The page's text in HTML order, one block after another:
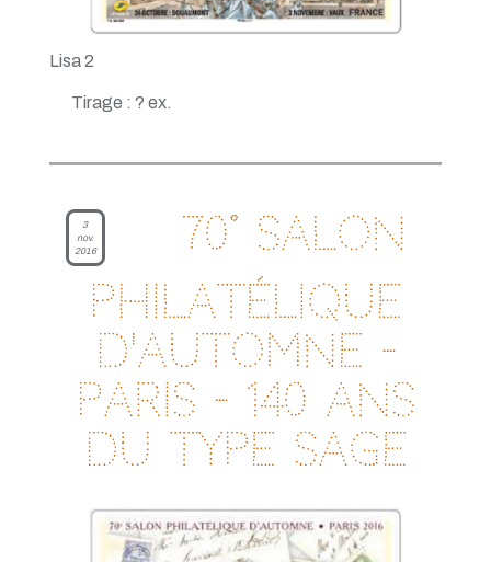
Lisa 2
Tirage : ? ex.
3
nov.
2016
70° salon
philatélique
d'automne -
Paris - 140 ans
du type Sage